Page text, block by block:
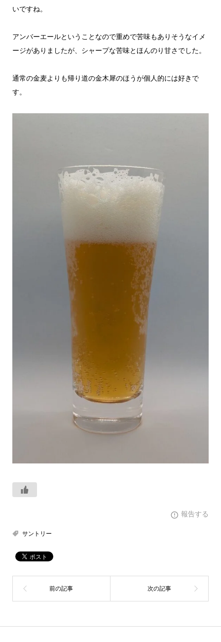
いですね。
アンバーエールということなので重めで苦味もありそうなイメ
ージがありましたが、シャープな苦味とほんのり甘さでした。
通常の金麦よりも帰り道の金木犀のほうが個人的には好きで
す。
報告する
サントリー